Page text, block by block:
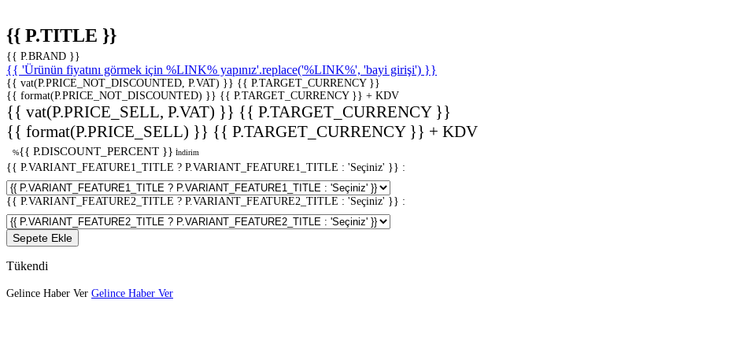
{{ P.TITLE }}
{{ P.BRAND }}
{{ 'Ürünün fiyatını görmek için %LINK% yapınız'.replace('%LINK%', 'bayi girişi') }}
{{ vat(P.PRICE_NOT_DISCOUNTED, P.VAT) }} {{ P.TARGET_CURRENCY }}
{{ format(P.PRICE_NOT_DISCOUNTED) }} {{ P.TARGET_CURRENCY }} + KDV
{{ vat(P.PRICE_SELL, P.VAT) }} {{ P.TARGET_CURRENCY }}
{{ format(P.PRICE_SELL) }} {{ P.TARGET_CURRENCY }} + KDV
%{{ P.DISCOUNT_PERCENT }} İndirim
{{ P.VARIANT_FEATURE1_TITLE ? P.VARIANT_FEATURE1_TITLE : 'Seçiniz' }} :
{{ P.VARIANT_FEATURE2_TITLE ? P.VARIANT_FEATURE2_TITLE : 'Seçiniz' }} :
Sepete Ekle
Tükendi
Gelince Haber Ver Gelince Haber Ver